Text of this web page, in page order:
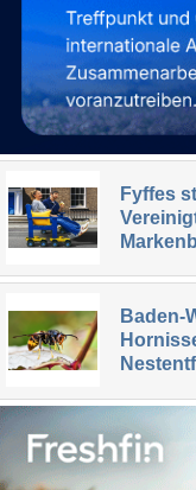
Fyffes
Baden-